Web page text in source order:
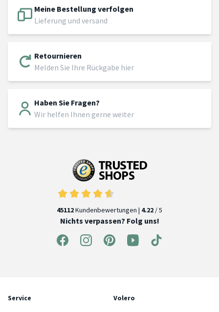
Meine Bestellung verfolgen
Lieferung und versand
Retournieren
Melden Sie Ihre Rückgabe hier
Haben Sie Fragen?
Wir helfen Ihnen gerne weiter
45112Kundenbewertungen | 4.22 / 5
Nichts verpassen? Folg uns!
Service Volero